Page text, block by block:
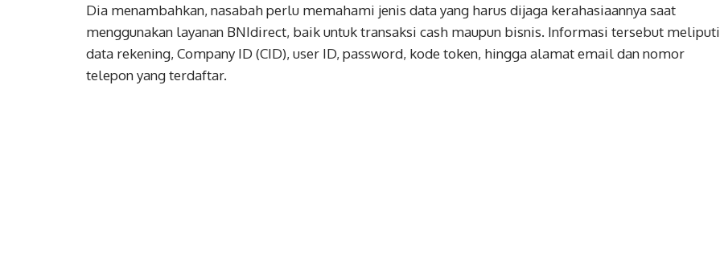
Dia menambahkan, nasabah perlu memahami jenis data yang harus dijaga kerahasiaannya saat
menggunakan layanan BNIdirect, baik untuk transaksi cash maupun bisnis. Informasi tersebut meliputi
data rekening, Company ID (CID), user ID, password, kode token, hingga alamat email dan nomor
telepon yang terdaftar.